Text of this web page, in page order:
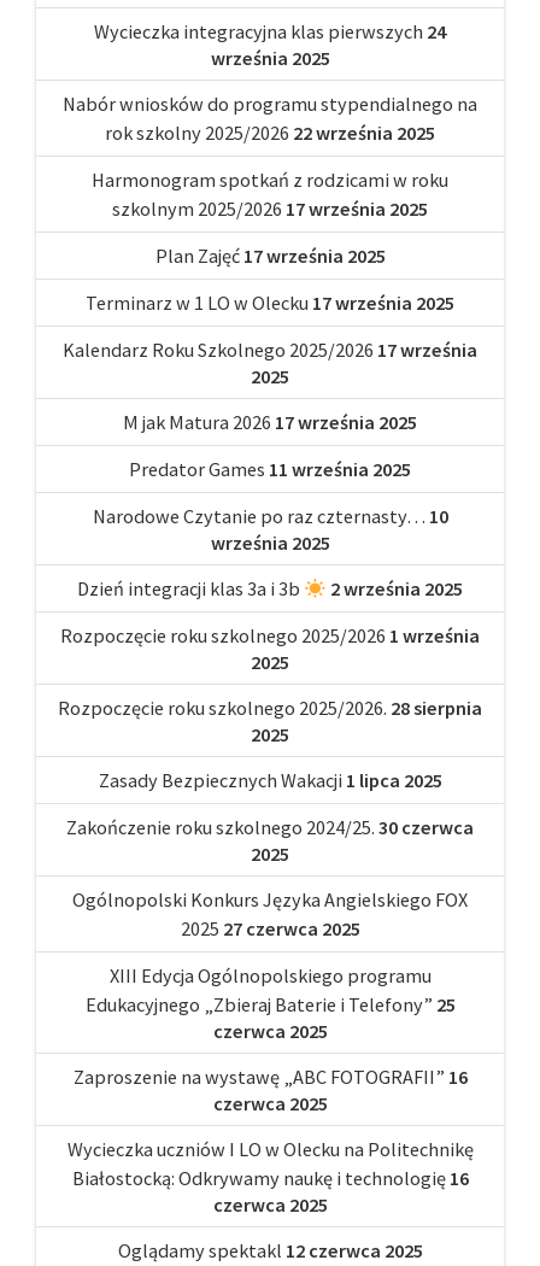
Wycieczka integracyjna klas pierwszych 24
września 2025
Nabór wniosków do programu stypendialnego na
rok szkolny 2025/2026 22 września 2025
Harmonogram spotkań z rodzicami w roku
szkolnym 2025/2026 17 września 2025
Plan Zajęć 17 września 2025
Terminarz w 1 LO w Olecku 17 września 2025
Kalendarz Roku Szkolnego 2025/2026 17 września
2025
M jak Matura 2026 17 września 2025
Predator Games 11 września 2025
Narodowe Czytanie po raz czternasty… 10
września 2025
Dzień integracji klas 3a i 3b
2 września 2025
Rozpoczęcie roku szkolnego 2025/2026 1 września
2025
Rozpoczęcie roku szkolnego 2025/2026. 28 sierpnia
2025
Zasady Bezpiecznych Wakacji 1 lipca 2025
Zakończenie roku szkolnego 2024/25. 30 czerwca
2025
Ogólnopolski Konkurs Języka Angielskiego FOX
2025 27 czerwca 2025
XIII Edycja Ogólnopolskiego programu
Edukacyjnego „Zbieraj Baterie i Telefony” 25
czerwca 2025
Zaproszenie na wystawę „ABC FOTOGRAFII” 16
czerwca 2025
Wycieczka uczniów I LO w Olecku na Politechnikę
Białostocką: Odkrywamy naukę i technologię 16
czerwca 2025
Oglądamy spektakl 12 czerwca 2025